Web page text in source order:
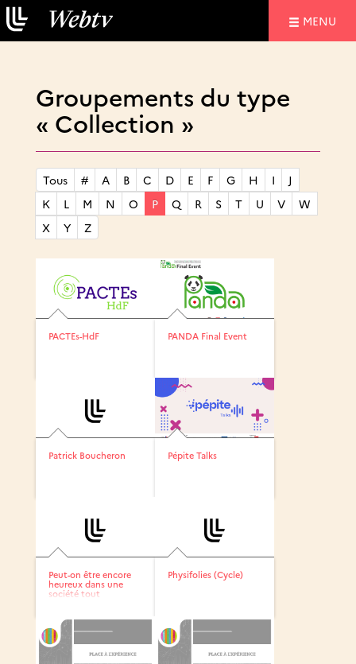
MENU
Groupements du type
« Collection »
Tous # A B C D E F G H I
J
K
L M N O P Q R S T U V
W
X
Y Z
PACTEs-HdF PANDA Final Event
Patrick Boucheron Pépite Talks
Peut-on être encore
heureux dans une
société tout
Physifolies (Cycle)